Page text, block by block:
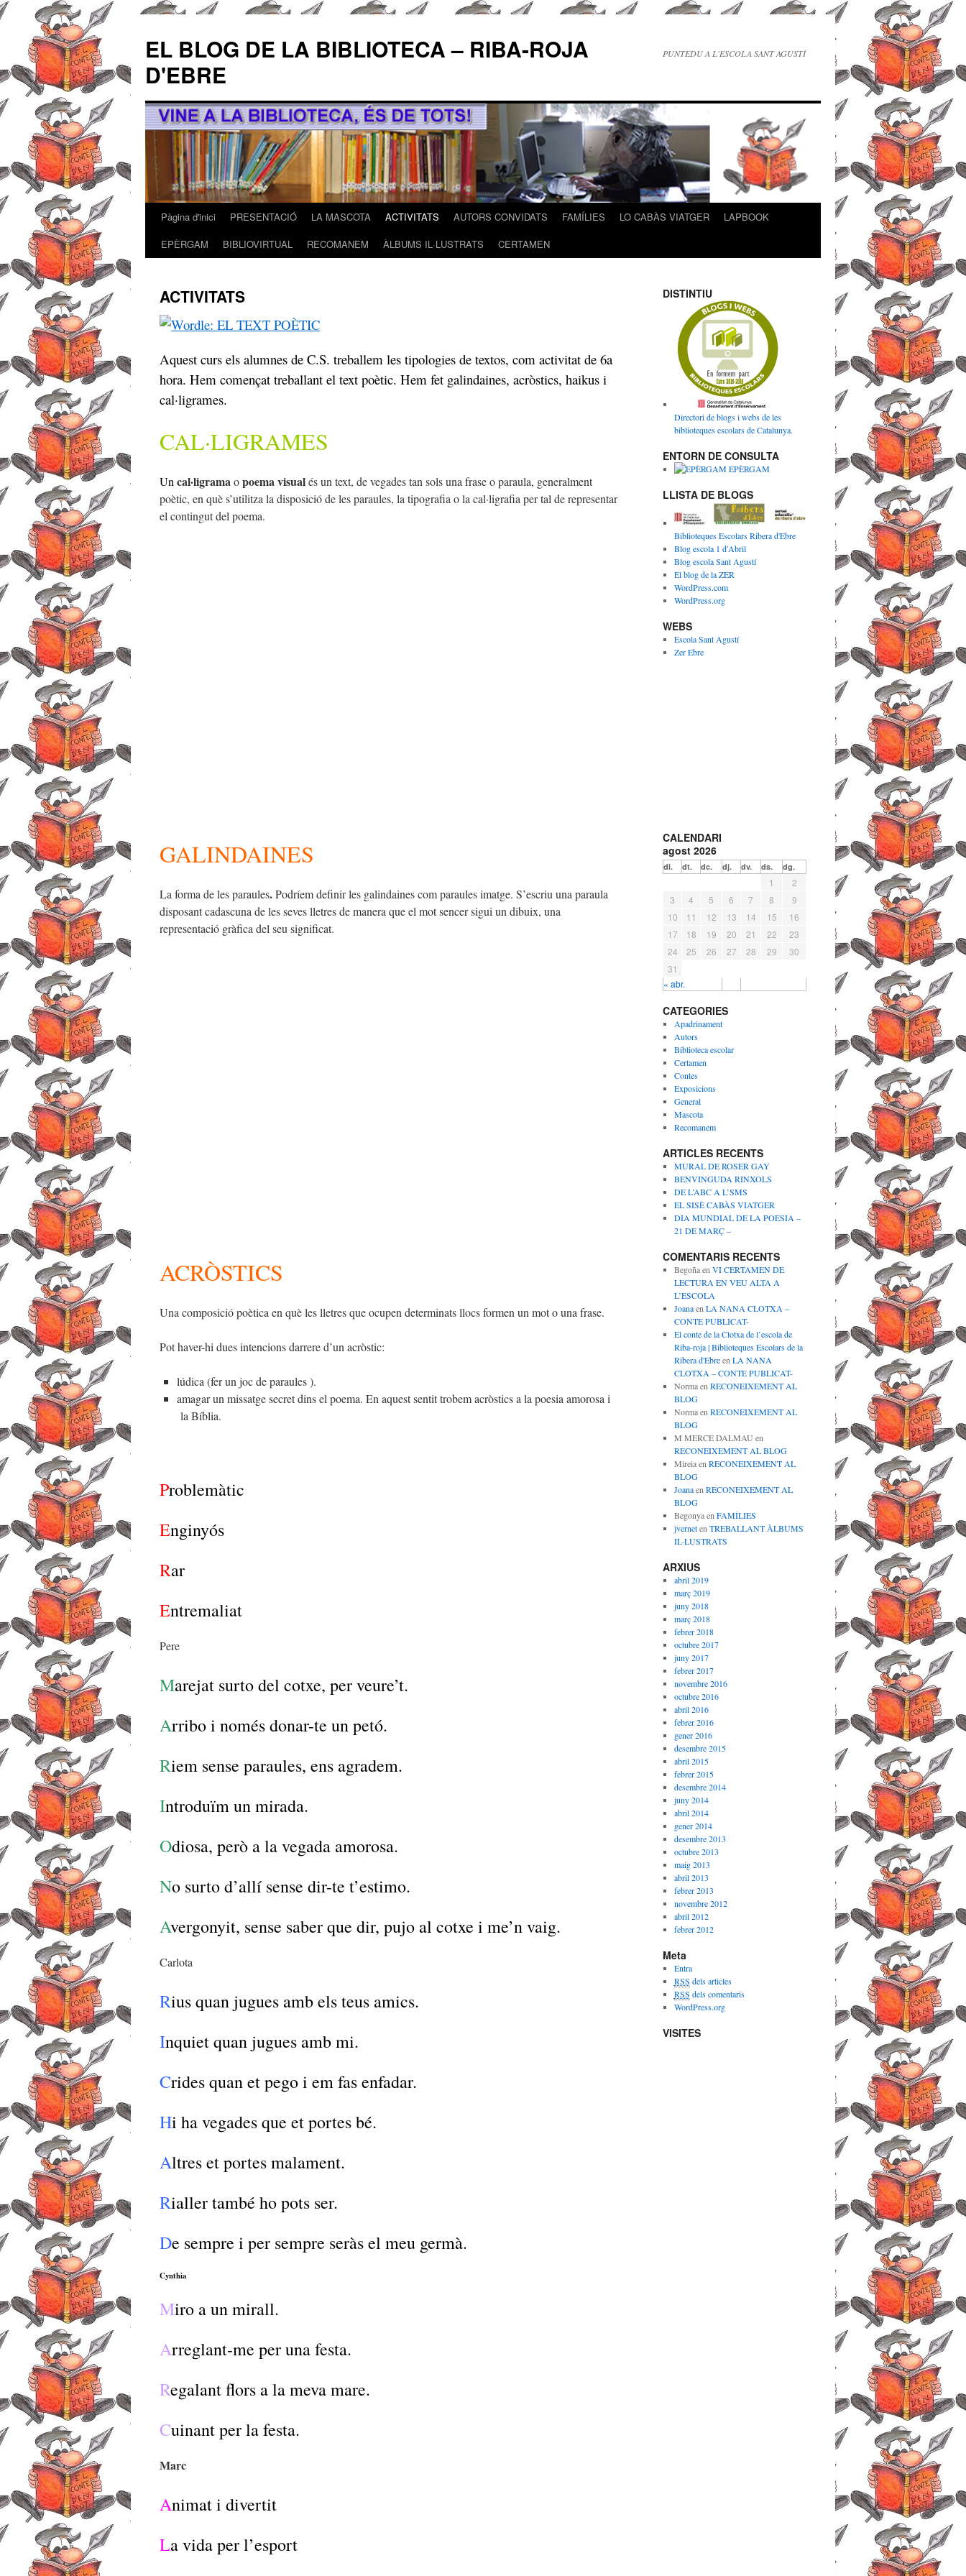
EL BLOG DE LA BIBLIOTECA – RIBA-ROJA
D'EBRE
PUNTEDU A L'ESCOLA SANT AGUSTÍ
VésPàgina d'inici PRESENTACIÓ LA MASCOTA ACTIVITATS AUTORS CONVIDATS FAMÍLIES LO CABÀS VIATGER
LAPBOOK
EPÈRGAM
BIBLIOVIRTUAL RECOMANEM ÀLBUMS IL·LUSTRATS CERTAMEN
ACTIVITATS
Aquest curs els alumnes de C.S. treballem les tipologies de textos, com activitat de 6a
hora. Hem començat treballant el text poètic. Hem fet galindaines, acròstics, haikus i
cal·ligrames.
CAL·LIGRAMES
Un cal·ligramaopoema visualés un text, de vegades tan sols una frase o paraula, generalment
poètic, en què s’utilitza la disposició de les paraules, la tipografia o la cal·ligrafia per tal de representar
el contingut del poema.
GALINDAINES
La forma de les paraules.Podríem definir les galindaines com paraules imatge. S’escriu una paraula
disposant cadascuna de les seves lletres de manera que el mot sencer sigui un dibuix, una
representació gràfica del seu significat.
ACRÒSTICS
Una composició poètica en què les lletres que ocupen determinats llocs formen un mot o una frase.
Pot haver-hi dues intencions darrere d’un acròstic:
lúdica (fer un joc de paraules ).
amagar un missatge secret dins el poema. En aquest sentit trobem acròstics a la poesia amorosa i
la Bíblia.
Problemàtic
Enginyós
Rar
Entremaliat
Pere
Marejat surto del cotxe, per veure’t.
Arribo i només donar-te un petó.
Riem sense paraules, ens agradem.
Introduïm un mirada.
Odiosa, però a la vegada amorosa.
No surto d’allí sense dir-te t’estimo.
Avergonyit, sense saber que dir, pujo al cotxe i me’n vaig.
Carlota
Rius quan jugues amb els teus amics.
Inquiet quan jugues amb mi.
Crides quan et pego i em fas enfadar.
Hi ha vegades que et portes bé.
Altres et portes malament.
Rialler també ho pots ser.
De sempre i per sempre seràs el meu germà.
Cynthia
Miro a un mirall.
Arreglant-me per una festa.
Regalant flors a la meva mare.
Cuinant per la festa.
Marc
Animat i divertit
La vida per l’esport
DISTINTIU
Directori de blogs i webs de les
biblioteques escolars de Catalunya.
ENTORN DE CONSULTA
EPÈRGAM
LLISTA DE BLOGS
Biblioteques Escolars Ribera d'Ebre
Blog escola 1 d'Abril
Blog escola Sant Agustí
El blog de la ZER
WordPress.com
WordPress.org
WEBS
Escola Sant Agustí
Zer Ebre
CALENDARI
agost 2026
dl. dt. dc. dj. dv. ds. dg.
« abr.
1
2
3
4 5 6 7 8
9
10
11 12 13 14 15
16
17
18 19 20 21 22
23
24
25 26 27 28 29
30
31
CATEGORIES
Apadrinament
Autors
Biblioteca escolar
Certamen
Contes
Exposicions
General
Mascota
Recomanem
ARTICLES RECENTS
MURAL DE ROSER GAY
BENVINGUDA RINXOLS
DE L’ABC A L’SMS
EL SISÈ CABÀS VIATGER
DIA MUNDIAL DE LA POESIA –
21 DE MARÇ –
COMENTARIS RECENTS
Begoñaen VI CERTAMEN DE
LECTURA EN VEU ALTA A
L’ESCOLA
Joanaen LA NANA CLOTXA –
CONTE PUBLICAT-
El conte de la Clotxa de l’escola de
Riba-roja | Biblioteques Escolars de la
Ribera d'Ebreen LA NANA
CLOTXA – CONTE PUBLICAT-
Normaen RECONEIXEMENT AL
BLOG
Normaen RECONEIXEMENT AL
BLOG
M MERCE DALMAU en
RECONEIXEMENT AL BLOG
Mireiaen RECONEIXEMENT AL
BLOG
Joanaen RECONEIXEMENT AL
BLOG
Begonyaen FAMÍLIES
jverneten TREBALLANT ÀLBUMS
IL·LUSTRATS
ARXIUS
abril 2019
març 2019
juny 2018
març 2018
febrer 2018
octubre 2017
juny 2017
febrer 2017
novembre 2016
octubre 2016
abril 2016
febrer 2016
gener 2016
desembre 2015
abril 2015
febrer 2015
desembre 2014
juny 2014
abril 2014
gener 2014
desembre 2013
octubre 2013
maig 2013
abril 2013
febrer 2013
novembre 2012
abril 2012
febrer 2012
Meta
Entra
RSS dels articles
RSS dels comentaris
WordPress.org
VISITES